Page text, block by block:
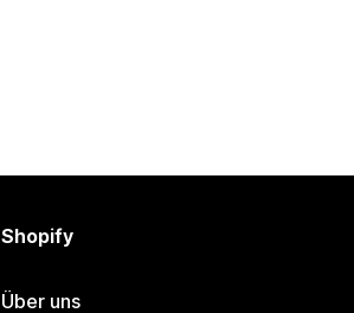
Shopify
Über uns